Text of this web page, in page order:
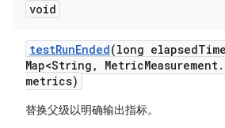
void
testRunEnded(long elapsedTime
Map<String , MetricMeasurement.
metrics)
替换父级以明确输出指标。